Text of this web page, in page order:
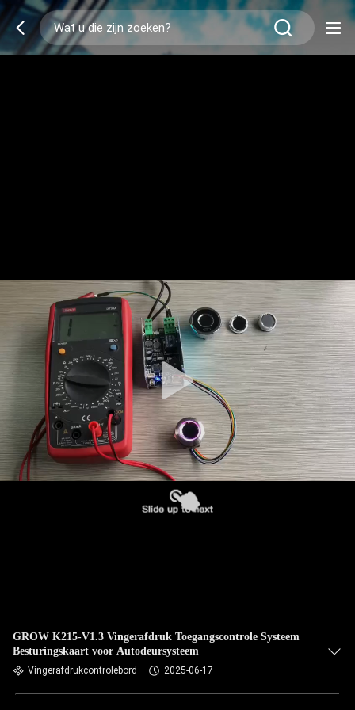
GROW K215-V1.3 Vingerafdruk Toegangscontrole Systeem
Besturingskaart voor Autodeursysteem
Vingerafdrukcontrolebord 2025-06-17